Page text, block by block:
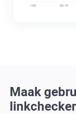
Maak
linkchecker